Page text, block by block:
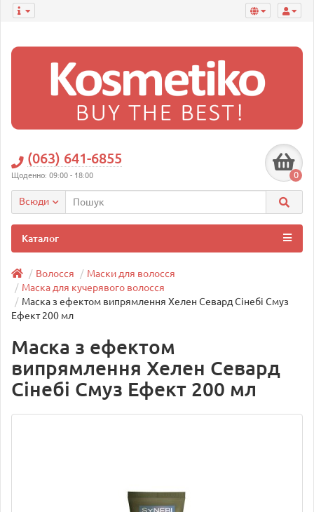
(063) 641-6855
Щоденно: 09:00 - 18:00 0
Всюди
Каталог
Волосся
Маски для волосся
Маска для кучерявого волосся
Маска з ефектом випрямлення Хелен Севард Сінебі Смуз
Ефект 200 мл
Маска з ефектом
випрямлення Хелен Севард
Сінебі Смуз Ефект 200 мл